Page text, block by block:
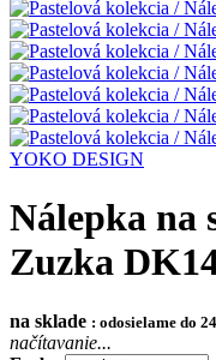
YOKO DESIGN
Nálepka na
Zuzka
na sklade : odosielame do
načítavanie...